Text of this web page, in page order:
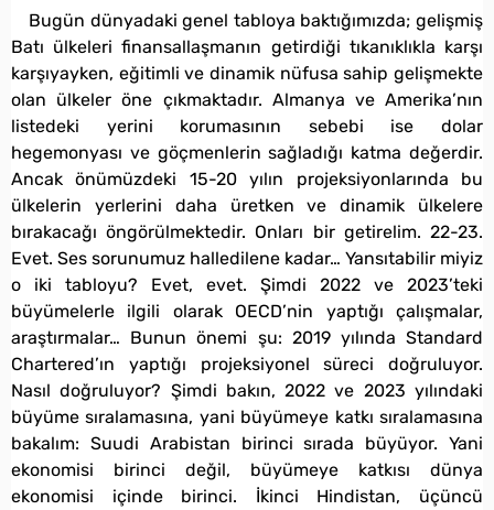
Bugün dünyadaki genel tabloya baktığımızda; gelişmiş
Batı ülkeleri finansallaşmanın getirdiği tıkanıklıkla karşı
karşıyayken, eğitimli ve dinamik nüfusa sahip gelişmekte
olan ülkeler öne çıkmaktadır. Almanya ve Amerika’nın
listedeki yerini korumasının sebebi ise dolar
hegemonyası ve göçmenlerin sağladığı katma değerdir.
Ancak önümüzdeki 15-20 yılın projeksiyonlarında bu
ülkelerin yerlerini daha üretken ve dinamik ülkelere
bırakacağı öngörülmektedir. Onları bir getirelim. 22-23.
Evet. Ses sorunumuz halledilene kadar… Yansıtabilir miyiz
o iki tabloyu? Evet, evet. Şimdi 2022 ve 2023’teki
büyümelerle ilgili olarak OECD’nin yaptığı çalışmalar,
araştırmalar… Bunun önemi şu: 2019 yılında Standard
Chartered’ın yaptığı projeksiyonel süreci doğruluyor.
Nasıl doğruluyor? Şimdi bakın, 2022 ve 2023 yılındaki
büyüme sıralamasına, yani büyümeye katkı sıralamasına
bakalım: Suudi Arabistan birinci sırada büyüyor. Yani
ekonomisi birinci değil, büyümeye katkısı dünya
ekonomisi içinde birinci. İkinci Hindistan, üçüncü